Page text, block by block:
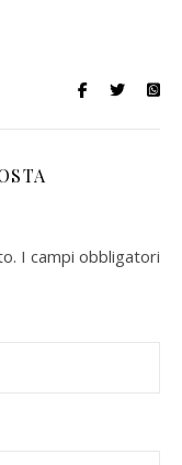
I campi obbligatori